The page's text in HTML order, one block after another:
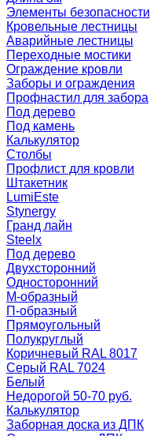
Элементы безопасности
Кровельные лестницы
Аварийные лестницы
Переходные мостики
Ограждение кровли
Заборы и ограждения
Профнастил для забора
Под дерево
Под камень
Калькулятор
Столбы
Профлист для кровли
Штакетник
LumiEste
Stynergy
Гранд лайн
Steelx
Под дерево
Двухсторонний
Односторонний
М-образный
П-образный
Прямоугольный
Полукруглый
Коричневый RAL 8017
Серый RAL 7024
Белый
Недорогой 50-70 руб.
Калькулятор
Заборная доска из ДПК